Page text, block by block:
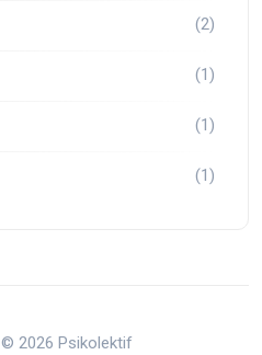
(2)
(1)
(1)
(1)
© 2026 Psikolektif